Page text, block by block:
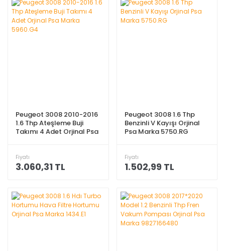
Peugeot 3008 2010-2016
1.6 Thp Ateşleme Buji
Takımı 4 Adet Orjinal Psa
Fiyatı
3.060,31 TL
Peugeot 3008 1.6 Thp
Benzinli V Kayışı Orjinal
Psa Marka 5750.RG
Fiyatı
1.502,99 TL